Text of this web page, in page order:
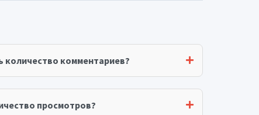
количество комментариев?
просмотров?